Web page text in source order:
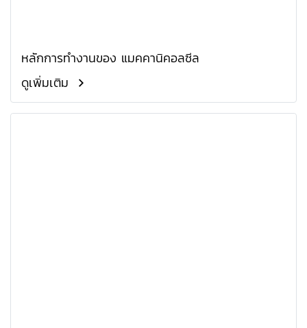
หลักการทำงานของ แมคคานิคอลซีล
ดูเพิ่มเติม